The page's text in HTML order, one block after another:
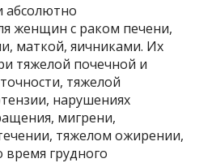
женщин с раком печени,
маткой, яичниками. Их
тяжелой почечной и
тяжелой
нарушениях
мигрени,
тяжелом ожирении,
грудного